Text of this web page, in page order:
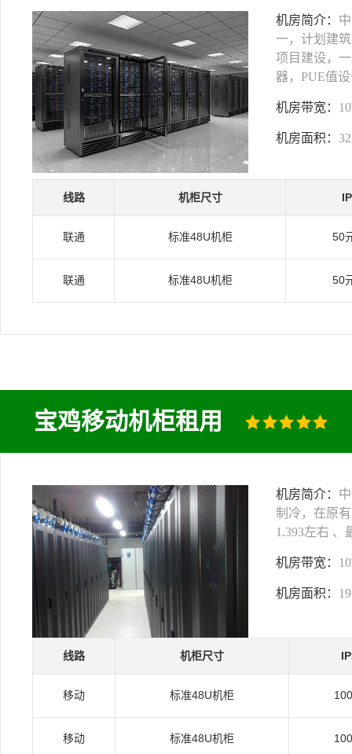
机房简介：
一，计划建
项目建设，
器，PUE值
机房带宽：
机房面积：
线路 机柜尺寸
联通 标准48U机柜 50
联通 标准48U机柜 50
宝鸡移动机柜租用
机房简介：
制冷，在原
1.393左右 、
机房带宽：
机房面积：
线路 机柜尺寸
移动 标准48U机柜
移动 标准48U机柜